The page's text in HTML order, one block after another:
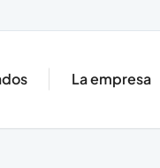
La empresa